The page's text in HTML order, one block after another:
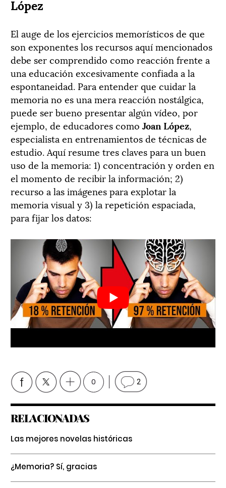
López
El auge de los ejercicios memorísticos de que
son exponentes los recursos aquí mencionados
debe ser comprendido como reacción frente a
una educación excesivamente confiada a la
espontaneidad. Para entender que cuidar la
memoria no es una mera reacción nostálgica,
puede ser bueno presentar algún vídeo, por
ejemplo, de educadores como Joan López,
especialista en entrenamientos de técnicas de
estudio. Aquí resume tres claves para un buen
uso de la memoria: 1) concentración y orden en
el momento de recibir la información; 2)
recurso a las imágenes para explotar la
memoria visual y 3) la repetición espaciada,
para fijar los datos:
0 2
RELACIONADAS
Las mejores novelas históricas
¿Memoria? Sí, gracias